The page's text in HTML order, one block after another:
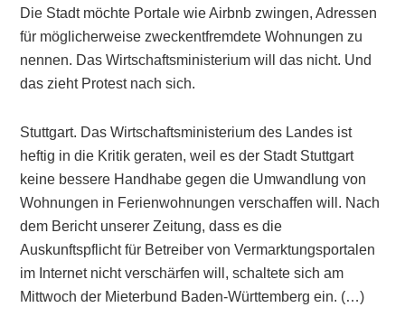
Die Stadt möchte Portale wie Airbnb zwingen, Adressen
für möglicherweise zweckentfremdete Wohnungen zu
nennen. Das Wirtschaftsministerium will das nicht. Und
das zieht Protest nach sich.
Stuttgart. Das Wirtschaftsministerium des Landes ist
heftig in die Kritik geraten, weil es der Stadt Stuttgart
keine bessere Handhabe gegen die Umwandlung von
Wohnungen in Ferienwohnungen verschaffen will. Nach
dem Bericht unserer Zeitung, dass es die
Auskunftspflicht für Betreiber von Vermarktungsportalen
im Internet nicht verschärfen will, schaltete sich am
Mittwoch der Mieterbund Baden-Württemberg ein. (…)